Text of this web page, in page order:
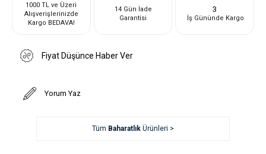
1000 TL ve Üzeri
Alışverişlerinizde
Kargo BEDAVA!
14 Gün İade
Garantisi
3
İş Gününde Kargo
Fiyat Düşünce Haber Ver
Yorum Yaz
Tüm BaharatlıkÜrünleri >